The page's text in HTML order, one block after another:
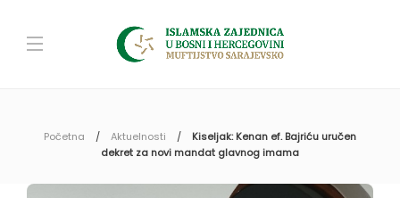
Početna Aktuelnosti
Kiseljak: Kenan ef. Bajriću uručen
dekret za novi mandat glavnog imama